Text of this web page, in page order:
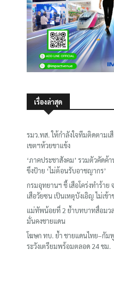
เรื่องล่าสุด
รมว.ทส. ให้กำลังใจทีมติดตามเ
เขตฯห้วยขาแข้ง
‘ภาคประชาสังคม’ รวมตัวคัดค้า
ขึงป้าย ‘ไม่ต้อนรับอาชญากร’
กรมอุทยานฯ ชี้ เสือโคร่งทำร้าย
เสือวัยซน เป็นเหตุบังเอิญ ไม่เข้า
แม่ทัพน้อยที่ 2 ย้ำบทบาทสื่อมว
มั่นคงชายแดน
โฆษก ทบ. ย้ำ ชายแดนไทย–กัม
ระวังเตรียมพร้อมตลอด 24 ชม.